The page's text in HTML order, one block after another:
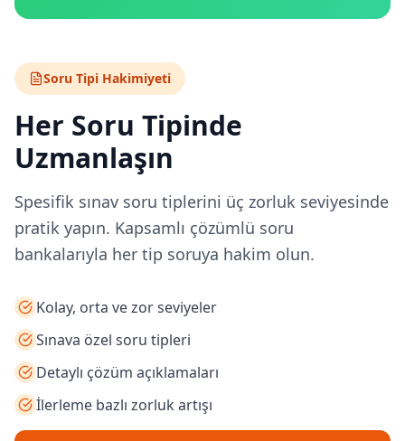
Soru Tipi Hakimiyeti
Her Soru Tipinde
Uzmanlaşın
Spesifik sınav soru tiplerini üç zorluk seviyesinde
pratik yapın. Kapsamlı çözümlü soru
bankalarıyla her tip soruya hakim olun.
Kolay, orta ve zor seviyeler
Sınava özel soru tipleri
Detaylı çözüm açıklamaları
İlerleme bazlı zorluk artışı